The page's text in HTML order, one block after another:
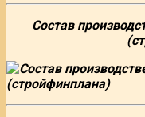
Состав